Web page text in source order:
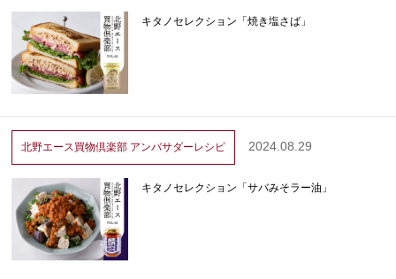
キタノセレクション「焼き塩さば」
北野エース買物倶楽部 アンバサダーレシピ 2024.08.29
キタノセレクション「サバみそラー油」